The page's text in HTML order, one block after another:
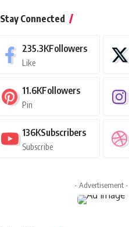
Stay Connected
235.3KFollowers
Like
11.6KFollowers
Pin
136KSubscribers
Subscribe
- Advertisement -